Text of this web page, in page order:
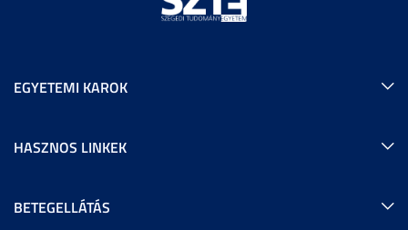
EGYETEMI KAROK
HASZNOS LINKEK
BETEGELLÁTÁS